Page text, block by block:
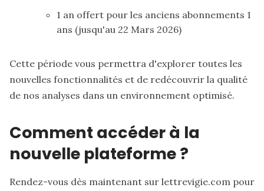
1 an offert pour les anciens abonnements 1
ans (jusqu'au 22 Mars 2026)
Cette période vous permettra d'explorer toutes les
nouvelles fonctionnalités et de redécouvrir la qualité
de nos analyses dans un environnement optimisé.
Comment accéder à la
nouvelle plateforme ?
Rendez-vous dès maintenant sur lettrevigie.com pour